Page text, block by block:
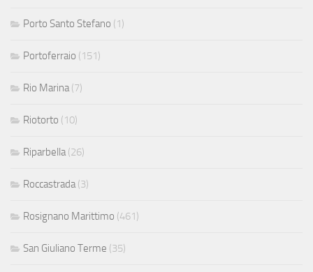
Porto Santo Stefano (1)
Portoferraio (151)
Rio Marina (7)
Riotorto (10)
Riparbella (26)
Roccastrada (3)
Rosignano Marittimo (461)
San Giuliano Terme (35)